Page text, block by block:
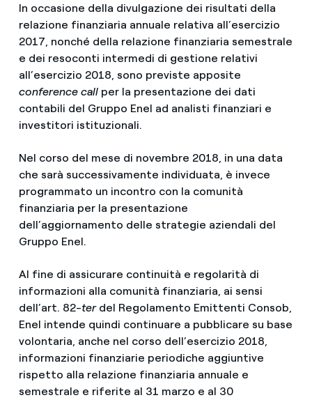
In occasione della divulgazione dei risultati della
relazione finanziaria annuale relativa all’esercizio
2017, nonché della relazione finanziaria semestrale
e dei resoconti intermedi di gestione relativi
all’esercizio 2018, sono previste apposite
conference callper la presentazione dei dati
contabili del Gruppo Enel ad analisti finanziari e
investitori istituzionali.
Nel corso del mese di novembre 2018, in una data
che sarà successivamente individuata, è invece
programmato un incontro con la comunità
finanziaria per la presentazione
dell’aggiornamento delle strategie aziendali del
Gruppo Enel.
Al fine di assicurare continuità e regolarità di
informazioni alla comunità finanziaria, ai sensi
dell’art. 82-terdel Regolamento Emittenti Consob,
Enel intende quindi continuare a pubblicare su base
volontaria, anche nel corso dell’esercizio 2018,
informazioni finanziarie periodiche aggiuntive
rispetto alla relazione finanziaria annuale e
semestrale e riferite al 31 marzo e al 30